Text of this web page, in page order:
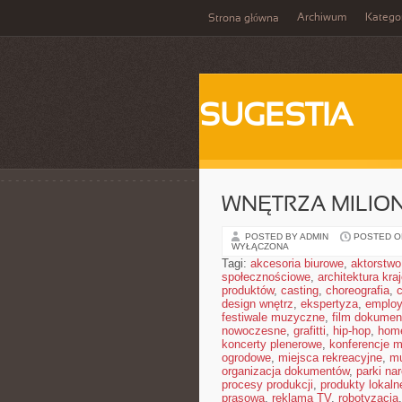
Strona główna Archiwum
SUGESTIA
WNĘTRZA
POSTED BY ADMIN POSTED
WYŁĄCZONA
Tagi: akcesoria biurowe, aktorstwo
społecznościowe, architektura
produktów, casting, choreografia,
design wnętrz, ekspertyza,
festiwale muzyczne, film
nowoczesne, grafitti, hip-hop,
koncerty plenerowe, konferencje
ogrodowe, miejsca rekreacyjne,
organizacja dokumentów, parki
procesy produkcji, produkty
prasowa, reklama TV, robotyzacja,